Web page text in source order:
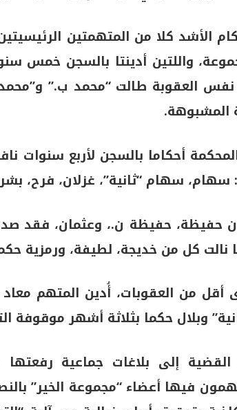
الأشد كلا من المتهمتين
واللتين أدينتا بالسجن خمس
نفس العقوبة طالت “محمد ب.”
المشبوهة.
أحكاما بالسجن لأربع سنوات
سهام “ثانية”، غزلان، فرح،
حفيظة، حفيظة ن.، وعثمان، فقد
نالت كل من خديجة، لطيفة، ورمزية
من العقوبات، أُدين المتهم معاد
وبلال حكما بثلاثة أشهر موقوفة
إلى بلاغات جماعية
فيها أعضاء “مجموعة الخير”